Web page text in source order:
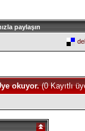
paylaşın
okuyor.(0 Kayıtlı